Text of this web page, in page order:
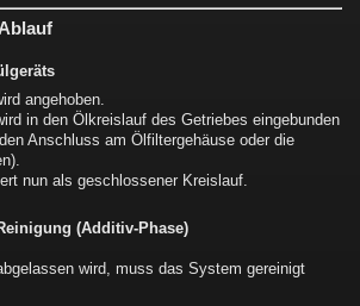
angehoben.
in den Ölkreislauf des Getriebes eingebunden
Anschluss am Ölfiltergehäuse oder die
nun als geschlossener Kreislauf.
(Additiv-Phase)
wird, muss das System gereinigt